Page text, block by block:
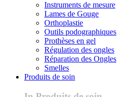
Instruments de mesure
Lames de Gouge
Orthoplastie
Outils podographiques
Prothèses en gel
Régulation des ongles
Réparation des Ongles
Smelles
Produits de soin